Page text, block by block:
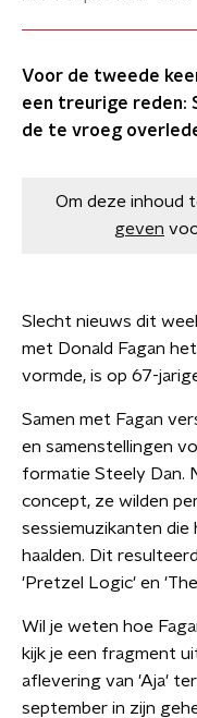
Voor de tweede
een treurige reden:
de te vroeg
Om deze inhoud
geven
Slecht nieuws dit
met Donald Fagan
vormde, is op 67-
Samen met Fagan
en samenstellingen
formatie Steely Dan.
concept, ze wilden
sessiemuzikanten
haalden. Dit
'Pretzel Logic' en 'The
Wil je weten hoe
kijk je een fragment
aflevering van 'Aja'
september in zijn